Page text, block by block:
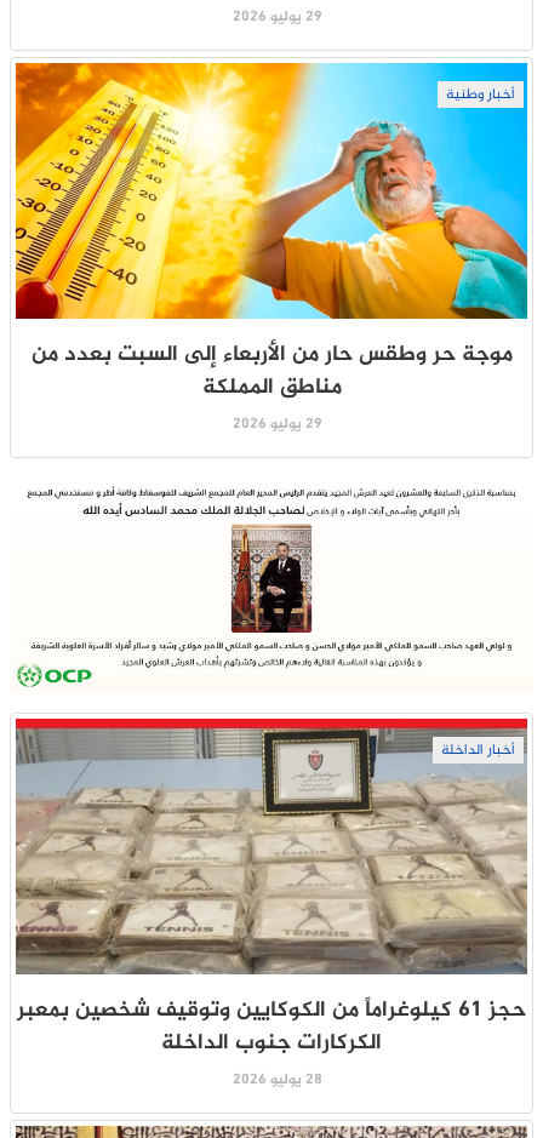
29 يوليو 2026
أخبار وطنية
موجة حر وطقس حار من الأربعاء إلى السبت بعدد من
مناطق المملكة
29 يوليو 2026
أخبار الداخلة
حجز 61 كيلوغراماً من الكوكايين وتوقيف شخصين بمعبر
الكركارات جنوب الداخلة
28 يوليو 2026